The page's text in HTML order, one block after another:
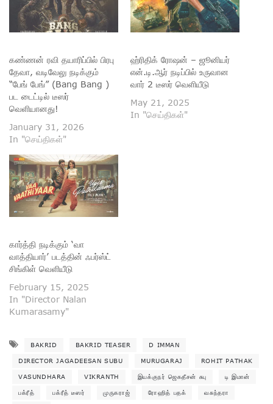
கண்ணன் ரவி தயாரிப்பில் பிரபு
தேவா, வடிவேலு நடிக்கும்
“பேங் பேங்” (Bang Bang )
பட டைட்டில் டீஸர்
வெளியானது!
January 31, 2026
In "செய்திகள்"
ஹ்ரிதிக் ரோஷன் – ஜூனியர்
என்.டி.ஆர் நடிப்பில் உருவான
வார் 2 டீஸர் வெளியீடு
May 21, 2025
In "செய்திகள்"
கார்த்தி நடிக்கும் ‘வா
வாத்தியார்’ படத்தின் ஃபர்ஸ்ட்
சிங்கிள் வெளியீடு
February 15, 2025
In "Director Nalan
Kumarasamy"
BAKRID BAKRID TEASER D IMMAN
DIRECTOR JAGADEESAN SUBU MURUGARAJ ROHIT PATHAK
VASUNDHARA VIKRANTH இயக்குநர் ஜெகதீசன் சுபு டி இமான்
பக்ரீத் பக்ரீத் டீஸர் முருகராஜ் ரோஹித் பதக் வசுந்தரா